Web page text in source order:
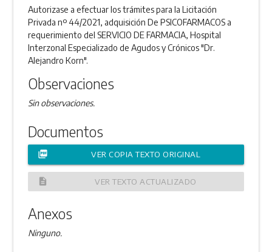
Autorizase a efectuar los trámites para la Licitación
Privada nº 44/2021, adquisición De PSICOFARMACOS a
requerimiento del SERVICIO DE FARMACIA, Hospital
Interzonal Especializado de Agudos y Crónicos "Dr.
Alejandro Korn".
Observaciones
Sin observaciones.
Documentos
picture_as_pdf VER COPIA TEXTO ORIGINAL
description VER TEXTO ACTUALIZADO
Anexos
Ninguno.